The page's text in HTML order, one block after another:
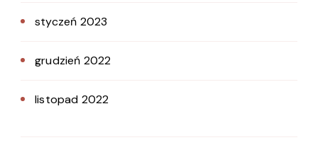
styczeń 2023
grudzień 2022
listopad 2022